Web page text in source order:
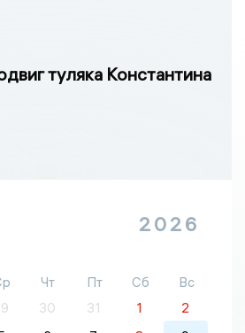
туляка Константина
2026
Чт Пт Сб
Вс
30 31 1
2